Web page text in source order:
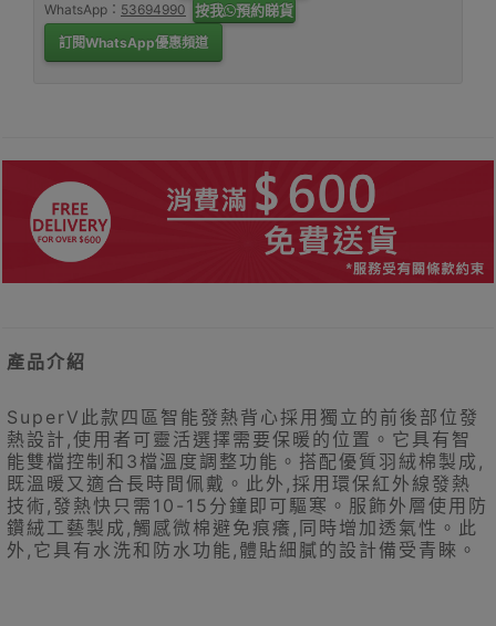
WhatsApp： 53694990 按我 預約睇貨
訂閱WhatsApp優惠頻道
產品介紹
SuperV此款四區智能發熱背心採用獨立的前後部位發
熱設計,使用者可靈活選擇需要保暖的位置。它具有智
能雙檔控制和3檔溫度調整功能。搭配優質羽絨棉製成,
既溫暖又適合長時間佩戴。此外,採用環保紅外線發熱
技術,發熱快只需10-15分鐘即可驅寒。服飾外層使用防
鑽絨工藝製成,觸感微棉避免痕癢,同時增加透氣性。此
外,它具有水洗和防水功能,體貼細膩的設計備受青睞。